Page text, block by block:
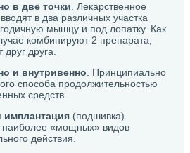
в две точки . Лекарственное
в два различных участка
мышцу и под лопатку. Как
комбинируют 2 препарата,
друга.
и внутривенно . Принципиально
способа продолжительностью
средств.
имплантация (подшивка).
наиболее «мощных» видов
действия.